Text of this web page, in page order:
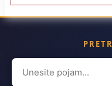
Search
for: